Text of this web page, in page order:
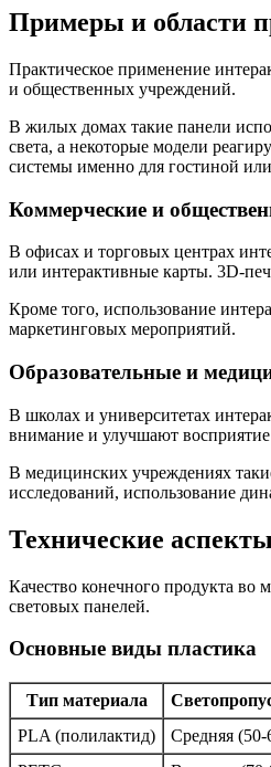
Примеры и области
Практическое применение
и общественных учреждений.
В жилых домах такие панели
света, а некоторые модели
системы именно для гостиной
Коммерческие и
В офисах и торговых центрах
или интерактивные карты. 3D-
Кроме того, использование
маркетинговых мероприятий.
Образовательные и
В школах и университетах
внимание и улучшают
В медицинских учреждениях
исследований, использование
Технические
Качество конечного продукта во
световых панелей.
Основные виды пластика
Тип материала
PLA (полилактид)
Средняя (50-